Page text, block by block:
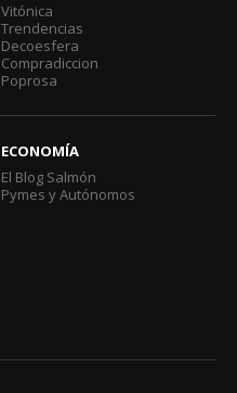
Vitónica
Trendencias
Decoesfera
Compradiccion
Poprosa
ECONOMÍA
El Blog Salmón
Pymes y Autónomos